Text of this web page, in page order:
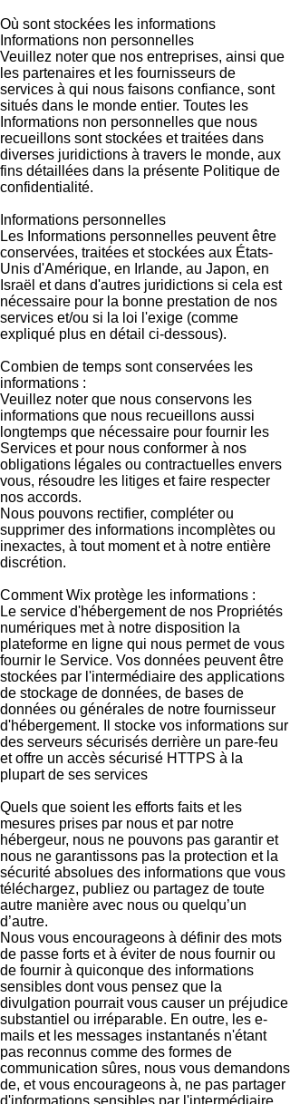
Où sont stockées les informations
Informations non personnelles
Veuillez noter que nos entreprises, ainsi que
les partenaires et les fournisseurs de
services à qui nous faisons confiance, sont
situés dans le monde entier. Toutes les
Informations non personnelles que nous
recueillons sont stockées et traitées dans
diverses juridictions à travers le monde, aux
fins détaillées dans la présente Politique de
confidentialité.
Informations personnelles
Les Informations personnelles peuvent être
conservées, traitées et stockées aux États-
Unis d'Amérique, en Irlande, au Japon, en
Israël et dans d'autres juridictions si cela est
nécessaire pour la bonne prestation de nos
services et/ou si la loi l'exige (comme
expliqué plus en détail ci-dessous).
Combien de temps sont conservées les
informations :
Veuillez noter que nous conservons les
informations que nous recueillons aussi
longtemps que nécessaire pour fournir les
Services et pour nous conformer à nos
obligations légales ou contractuelles envers
vous, résoudre les litiges et faire respecter
nos accords.
Nous pouvons rectifier, compléter ou
supprimer des informations incomplètes ou
inexactes, à tout moment et à notre entière
discrétion.
Comment Wix protège les informations :
Le service d'hébergement de nos Propriétés
numériques met à notre disposition la
plateforme en ligne qui nous permet de vous
fournir le Service. Vos données peuvent être
stockées par l'intermédiaire des applications
de stockage de données, de bases de
données ou générales de notre fournisseur
d'hébergement. Il stocke vos informations sur
des serveurs sécurisés derrière un pare-feu
et offre un accès sécurisé HTTPS à la
plupart de ses services
Quels que soient les efforts faits et les
mesures prises par nous et par notre
hébergeur, nous ne pouvons pas garantir et
nous ne garantissons pas la protection et la
sécurité absolues des informations que vous
téléchargez, publiez ou partagez de toute
autre manière avec nous ou quelqu’un
d’autre.
Nous vous encourageons à définir des mots
de passe forts et à éviter de nous fournir ou
de fournir à quiconque des informations
sensibles dont vous pensez que la
divulgation pourrait vous causer un préjudice
substantiel ou irréparable. En outre, les e-
mails et les messages instantanés n'étant
pas reconnus comme des formes de
communication sûres, nous vous demandons
de, et vous encourageons à, ne pas partager
d'informations sensibles par l'intermédiaire